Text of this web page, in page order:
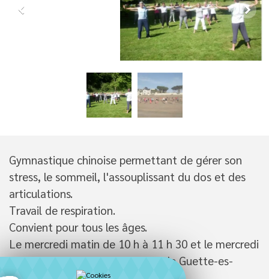
Gymnastique chinoise permettant de gérer son
stress, le sommeil, l'assouplissant du dos et des
articulations.
Travail de respiration.
Convient pour tous les âges.
Le mercredi matin de 10 h à 11 h 30 et le mercredi
soir de 18 h 30 à 20 h à la salle de Guette-es-